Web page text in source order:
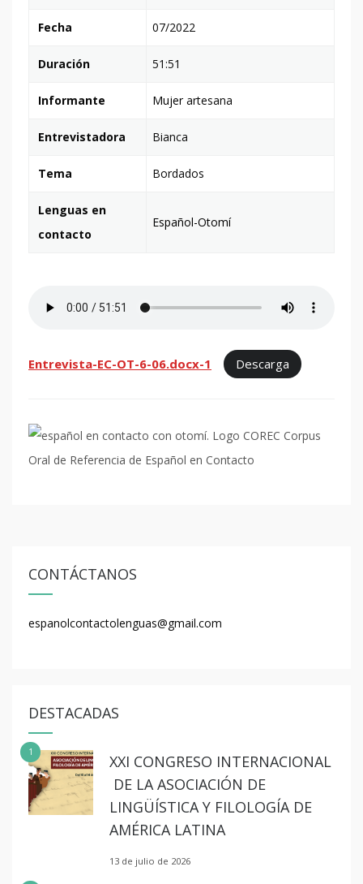
Fecha 07/2022
Duración 51:51
Informante Mujerartesana
Entrevistadora Bianca
Tema Bordados
Lenguas en
contacto
Español-Otomí
Entrevista-EC-OT-6-06.docx-1 Descarga
CONTÁCTANOS
espanolcontactolenguas@gmail.com
DESTACADAS
1
XXI CONGRESO INTERNACIONAL
DE LA ASOCIACIÓN DE
LINGÜÍSTICA Y FILOLOGÍA DE
AMÉRICA LATINA
13 de julio de 2026